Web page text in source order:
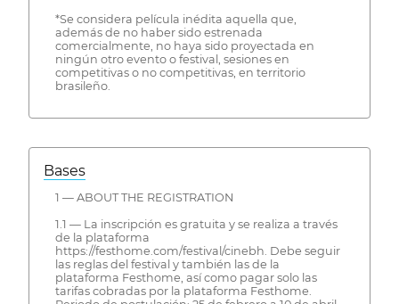
*Se considera película inédita aquella que,
además de no haber sido estrenada
comercialmente, no haya sido proyectada en
ningún otro evento o festival, sesiones en
competitivas o no competitivas, en territorio
brasileño.
Bases
1 — ABOUT THE REGISTRATION
1.1 — La inscripción es gratuita y se realiza a través
de la plataforma
https://festhome.com/festival/cinebh. Debe seguir
las reglas del festival y también las de la
plataforma Festhome, así como pagar solo las
tarifas cobradas por la plataforma Festhome.